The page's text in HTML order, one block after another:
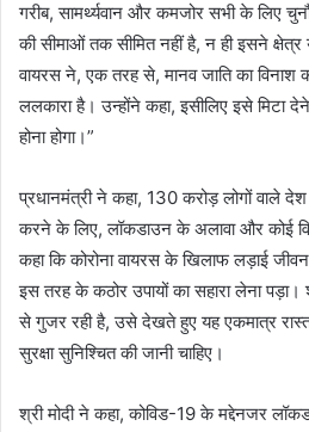
गरीब, सामर्थ्‍यवान और कमजोर सभी के लिए
की सीमाओं तक सीमित नहीं है, न ही इसने
वायरस ने, एक तरह से, मानव जाति का
ललकारा है। उन्‍होंने कहा, इसीलिए इसे मिटा
होना होगा।”
प्रधानमंत्री ने कहा, 130 करोड़ लोगों वाले
करने के लिए, लॉकडाउन के अलावा और कोई
कहा कि कोरोना वायरस के खिलाफ लड़ाई
इस तरह के कठोर उपायों का सहारा लेना पड़ा।
से गुजर रही है, उसे देखते हुए यह एकमात्र
सुरक्षा सुनिश्चित की जानी चाहिए।
श्री मोदी ने कहा, कोविड-19 के मद्देनजर